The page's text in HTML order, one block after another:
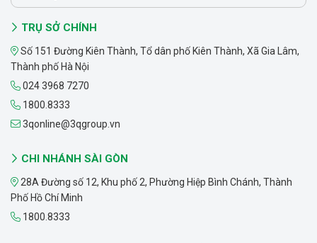
TRỤ SỞ CHÍNH
Số 151 Đường Kiên Thành, Tổ dân phố Kiên Thành, Xã Gia Lâm,
Thành phố Hà Nội
024 3968 7270
1800.8333
3qonline@3qgroup.vn
CHI NHÁNH SÀI GÒN
28A Đường số 12, Khu phố 2, Phường Hiệp Bình Chánh, Thành
Phố Hồ Chí Minh
1800.8333